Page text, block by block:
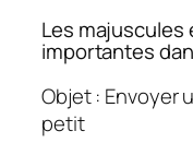
Les
importantes
Objet : Envoyer
petit